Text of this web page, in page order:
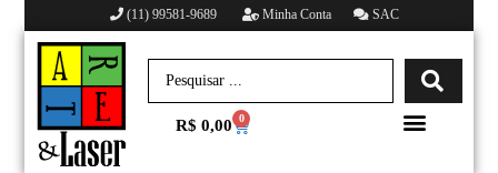
(11) 99581-9689 Minha Conta SAC
R$ 0,00 0